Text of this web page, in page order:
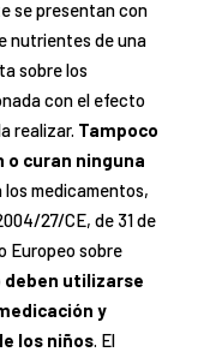
se presentan con
nutrientes de una
sobre los
con el efecto
realizar. Tampoco
curan ninguna
medicamentos,
27/CE, de 31 de
Europeo sobre
deben utilizarse
y
los niños. El